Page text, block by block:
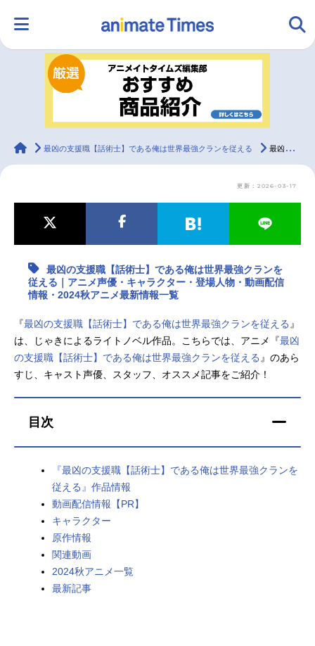
ランキング アニメ
ラジオ
最新記事一覧
アニメ映画一覧 実写化映画一覧
今期アニメ曜日別一覧
春アニメ 夏アニメ
秋アニメ
animateTimes
最凶の支援職【話術士】である俺は世界最強クランを従える 最凶の支援職【話術士】である俺は世界最強クランを従える｜アニメ声優・キャラクター・登場人物・動画配信情報・2024秋アニメ最新情報一覧
更新：2026-03-17
最凶の支援職【話術士】である俺は世界最強クランを
従える｜アニメ声優・キャラクター・登場人物・動画配信
情報・2024秋アニメ最新情報一覧
『最凶の支援職【話術士】である俺は世界最強クランを従える 』
は、じゃきによるライトノベル作品。こちらでは、アニメ『最凶
の支援職【話術士】である俺は世界最強クランを従える 』のあら
すじ、キャスト声優、スタッフ、オススメ記事をご紹介！
目次
『最凶の支援職【話術士】である俺は世界最強クランを
従える』作品情報
動画配信情報【PR】
キャラクター
原作情報
関連動画
2024秋アニメ一覧
最新記事